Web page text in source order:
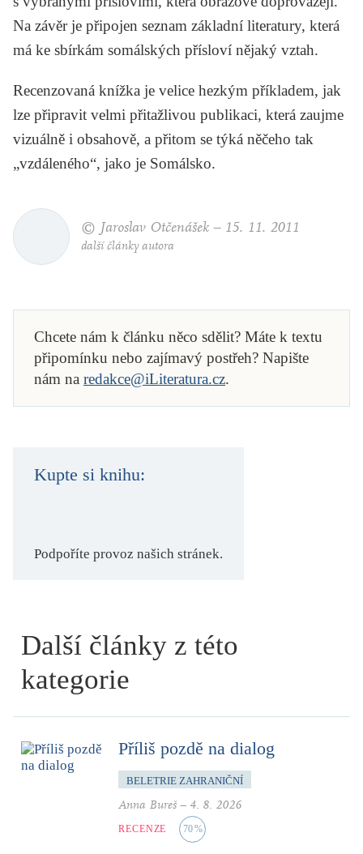
Na závěr je připojen seznam základní literatury, která
má ke sbírkám somálských přísloví nějaký vztah.
Recenzovaná knížka je velice hezkým příkladem, jak
lze připravit velmi přitažlivou publikaci, která zaujme
vizuálně i obsahově, a přitom se týká něčeho tak
„vzdáleného“, jako je Somálsko.
© Jaroslav Otčenášek – 15. 11. 2011
další články autora
Chcete nám k článku něco sdělit? Máte k textu
připomínku nebo zajímavý postřeh? Napište
nám na redakce@iLiteratura.cz.
Kupte si knihu:
Podpoříte provoz našich stránek.
Další články z této
kategorie
Příliš pozdě na dialog
BELETRIE ZAHRANIČNÍ
Anna Bureš – 4. 8. 2026
RECENZE 70%